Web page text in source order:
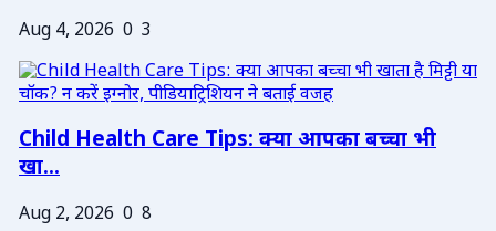
Aug 4, 2026 0 3
Child Health Care Tips: क्या आपका बच्चा भी
खा...
Aug 2, 2026 0 8